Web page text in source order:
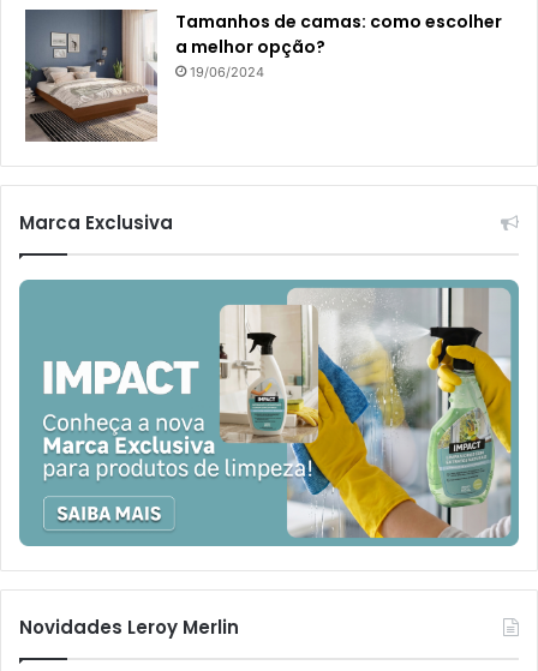
Tamanhos de camas: como escolher
a melhor opção?
19/06/2024
Marca Exclusiva
Novidades Leroy Merlin